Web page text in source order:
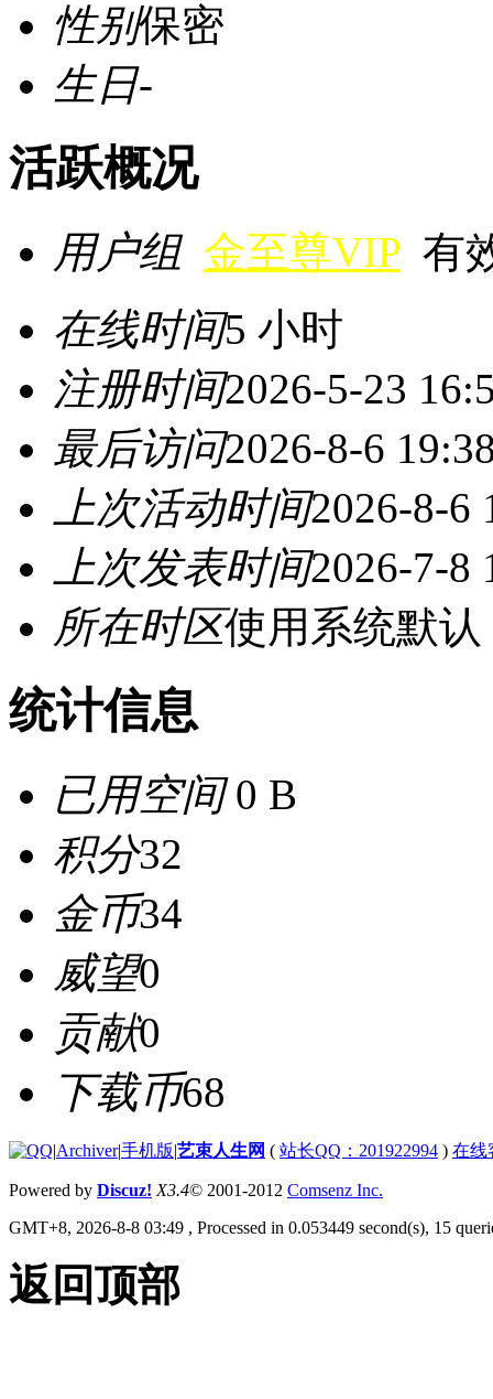
性别保密
生日-
活跃概况
用户组 金至尊VIP 有
在线时间5 小时
注册时间2026-5-23
最后访问2026-8-6
上次活动时间2026-8-6
上次发表时间2026-7-8
所在时区使用系统默认
统计信息
已用空间0 B
积分32
金币34
威望0
贡献0
下载币68
|Archiver|手机版|艺束人生网 ( 站长QQ：201922994 ) 在线
Powered by Discuz! X3.4© 2001-2012 Comsenz Inc.
GMT+8, 2026-8-8 03:49 , Processed in 0.053449 second(s), 15
返回顶部